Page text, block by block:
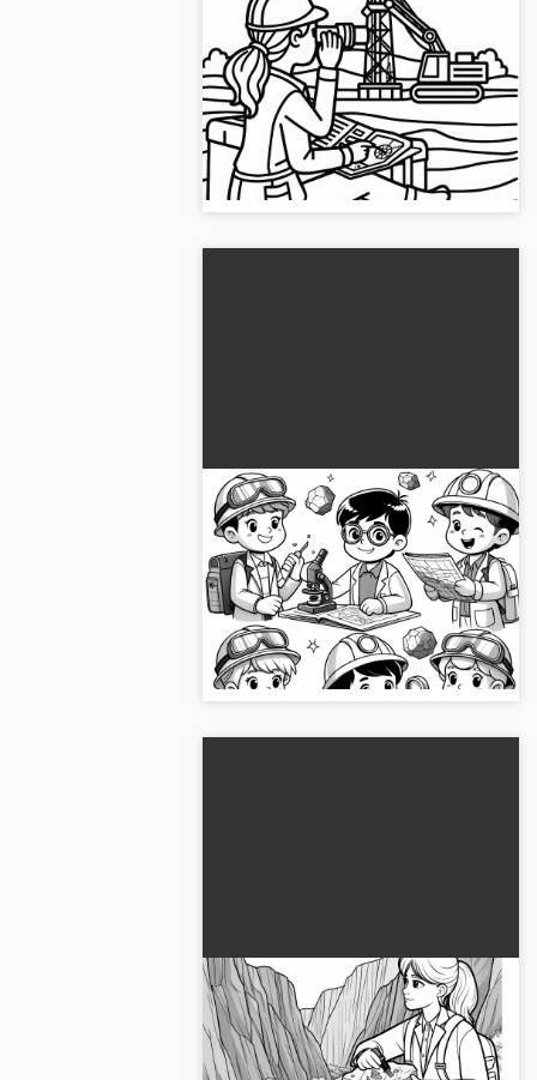
Geologen overvåker
borested for olje – gratis
fargeleggingsark
Last ned det gratis
fargeleggingsbildet av geologen på
borestedet og oppdag muligheter
for kreativ utfoldelse...
Barn som geologer – gratis
fargeleggingsark
Engasjer barna dine med et
fargeleggingsark om geologer. Last
ned gratis nå og fargelegg det
online!...
Geolog i juvet tar
bergartsprøver -
Fargeleggingsmal gratis
Opplev geologiverdenen med